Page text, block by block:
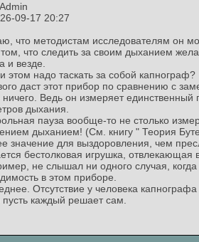
Admin
09-17 20:27
что методистам исследователям он
что следить за своим дыханием
и везде.
этом надо таскать за собой капнограф?
даст этот прибор по сравнению с
ничего. Ведь он измеряет
дыхания.
пауза вообще-то не столько
дыханием! (См. книгу " Теория
значение для выздоровления, чем
бестолковая игрушка,
не слышал ни одного случая,
в этом приборе.
Отсутствие у человека
пусть каждый решает сам.